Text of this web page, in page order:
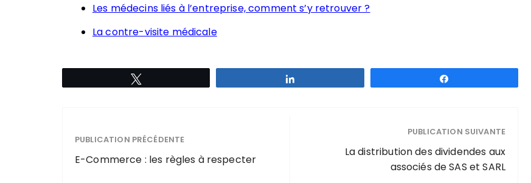
Les médecins liés à l’entreprise, comment s’y retrouver ?
La contre-visite médicale
PUBLICATION PRÉCÉDENTE
E-Commerce : les règles à respecter
PUBLICATION SUIVANTE
La distribution des dividendes aux
associés de SAS et SARL